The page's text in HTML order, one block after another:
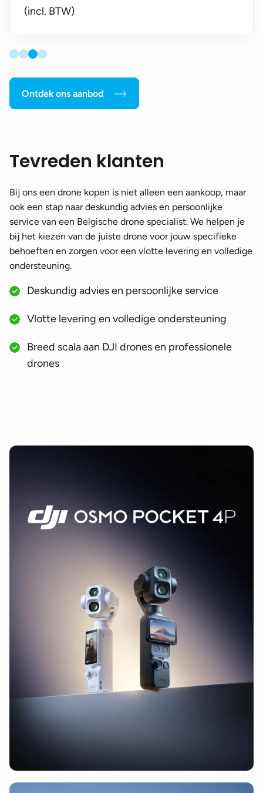
Ontdek ons aanbod
Tevreden klanten
Bij ons een drone kopen is niet alleen een aankoop, maar
ook een stap naar deskundig advies en persoonlijke
service van een Belgische drone specialist. We helpen je
bij het kiezen van de juiste drone voor jouw specifieke
behoeften en zorgen voor een vlotte levering en volledige
ondersteuning.
Deskundig advies en persoonlijke service
Vlotte levering en volledige ondersteuning
Breed scala aan DJI drones en professionele
drones